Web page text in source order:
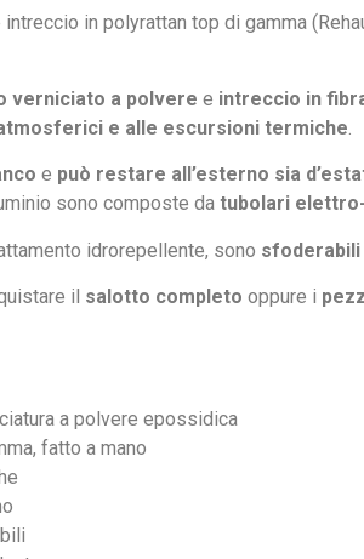
in polyrattan top di gamma
verniciato a polvere e intreccio in
e alle escursioni termiche
e può restare all’esterno sia
sono composte da tubolari
idrorepellente, sono sfoderabili
il salotto completo oppure i
a polvere epossidica
fatto a mano